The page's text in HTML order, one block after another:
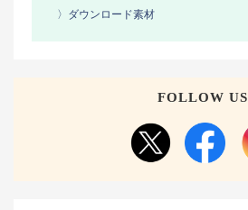
〉ダウンロード素材
FOLLOW US